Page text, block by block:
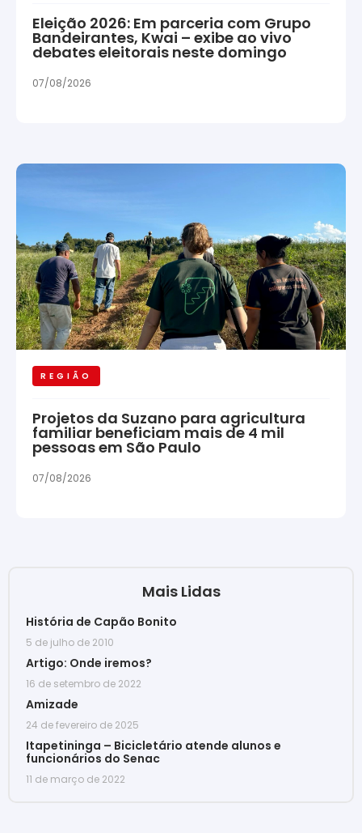
Eleição 2026: Em parceria com Grupo
Bandeirantes, Kwai – exibe ao vivo
debates eleitorais neste domingo
07/08/2026
REGIÃO
Projetos da Suzano para agricultura
familiar beneficiam mais de 4 mil
pessoas em São Paulo
07/08/2026
Mais Lidas
História de Capão Bonito
5 de julho de 2010
Artigo: Onde iremos?
16 de setembro de 2022
Amizade
24 de fevereiro de 2025
Itapetininga – Bicicletário atende alunos e
funcionários do Senac
11 de março de 2022